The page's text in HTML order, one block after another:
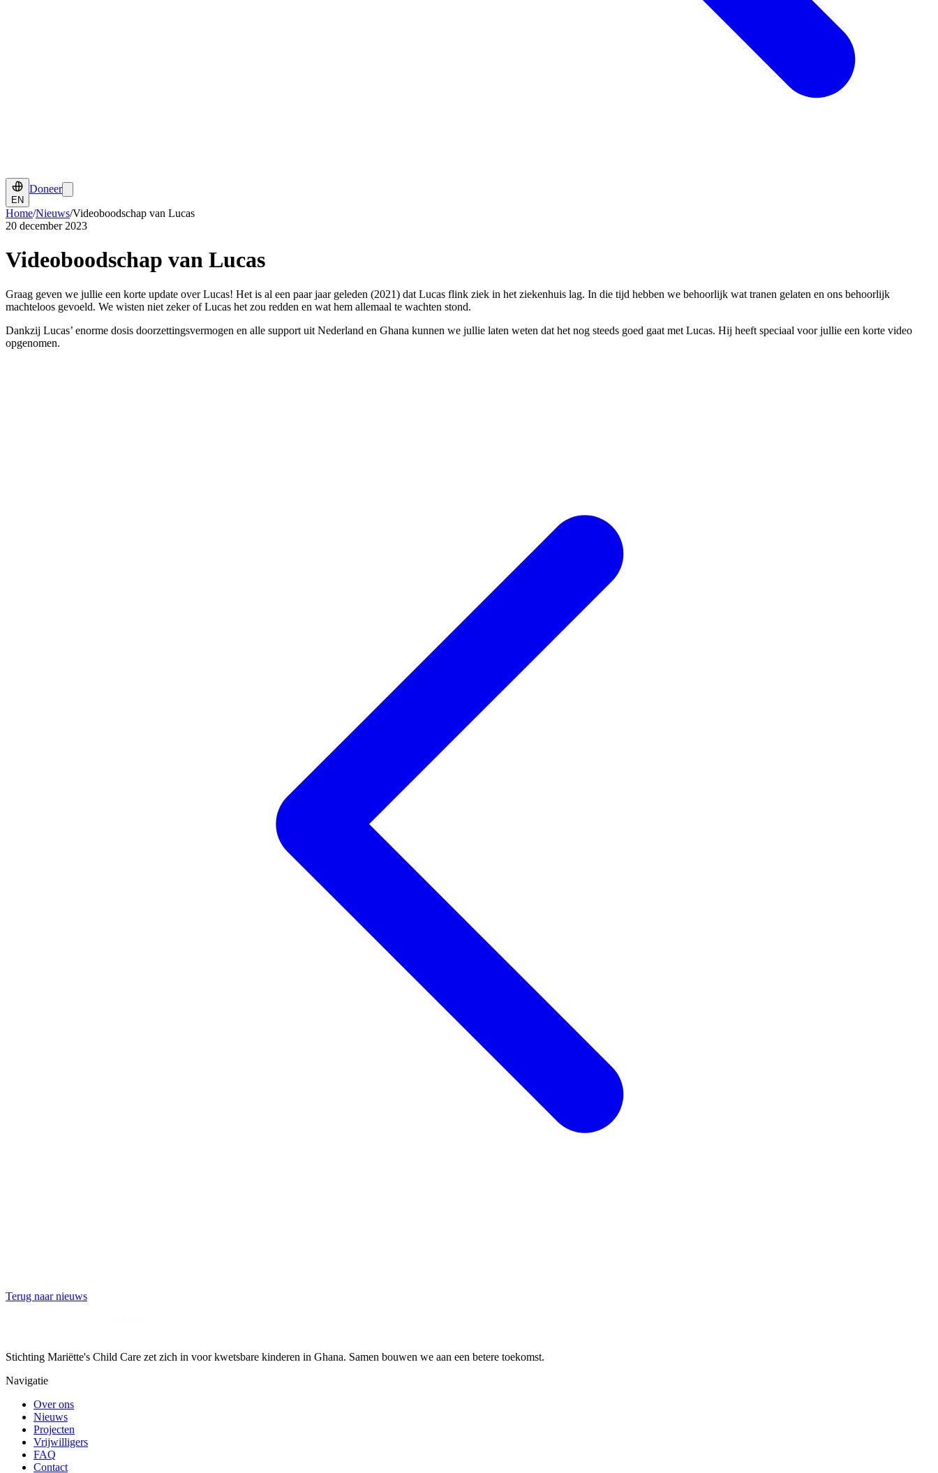
EN
Doneer
Home/Nieuws/Videoboodschap van Lucas
20 december 2023
Videoboodschap van Lucas
Graag geven we jullie een korte update over Lucas! Het is al een paar jaar geleden (2021) dat Lucas flink ziek in het ziekenhuis lag. In die tijd hebben we behoorlijk wat tranen gelaten en ons behoorlijk
machteloos gevoeld. We wisten niet zeker of Lucas het zou redden en wat hem allemaal te wachten stond.
Dankzij Lucas’ enorme dosis doorzettingsvermogen en alle support uit Nederland en Ghana kunnen we jullie laten weten dat het nog steeds goed gaat met Lucas. Hij heeft speciaal voor jullie een korte video
opgenomen.
Terug naar nieuws
Stichting Mariëtte's Child Care zet zich in voor kwetsbare kinderen in Ghana. Samen bouwen we aan een betere toekomst.
Navigatie
Over ons
Nieuws
Projecten
Vrijwilligers
FAQ
Contact